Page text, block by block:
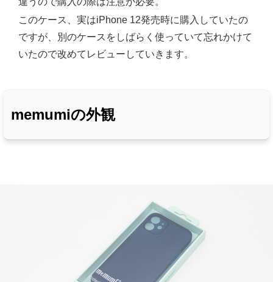
このケース、実はiPhone 12発売時に購入していたの
ですが、別のケースをしばらく使っていて忘れかけて
いたので改めてレビューしていきます。
memumiの外観